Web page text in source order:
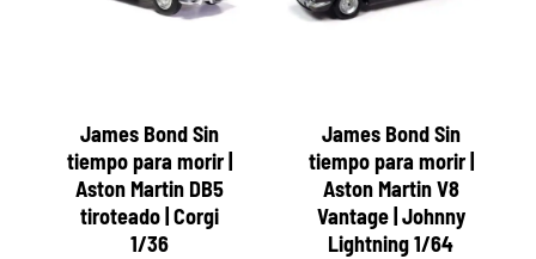
James Bond Sin
tiempo para morir |
Aston Martin DB5
tiroteado | Corgi
1/36
James Bond Sin
tiempo para morir |
Aston Martin V8
Vantage | Johnny
Lightning 1/64